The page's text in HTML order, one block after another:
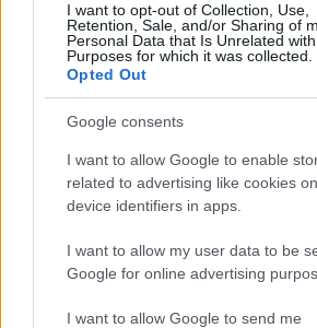
I want to opt-out of Collection, Use,
Retention, Sale, and/or Sharing of
Personal Data that Is Unrelated
Purposes for which it was collected.
Opted Out
Google consents
I want to allow Google to enable
related to advertising like cookies
device identifiers in apps.
I want to allow my user data to be
Google for online advertising
I want to allow Google to send me
Édesre sült fokhagyma
- Elképesztően finom
2019. március 12.
Amikor először megtörtént
hatására becsomagoltam és
teljes fej fokhagymát, hogy aztán
RECEPT